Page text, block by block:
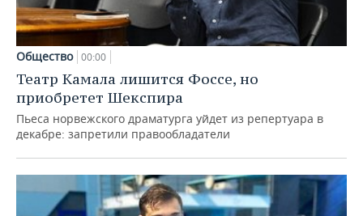
Общество 00:00
Театр Камала лишится Фоссе, но
приобретет Шекспира
Пьеса норвежского драматурга уйдет из репертуара в
декабре: запретили правообладатели